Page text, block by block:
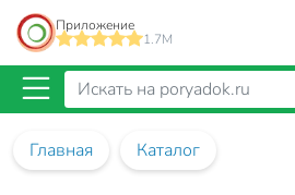
Приложение
1.7M
Главная Каталог